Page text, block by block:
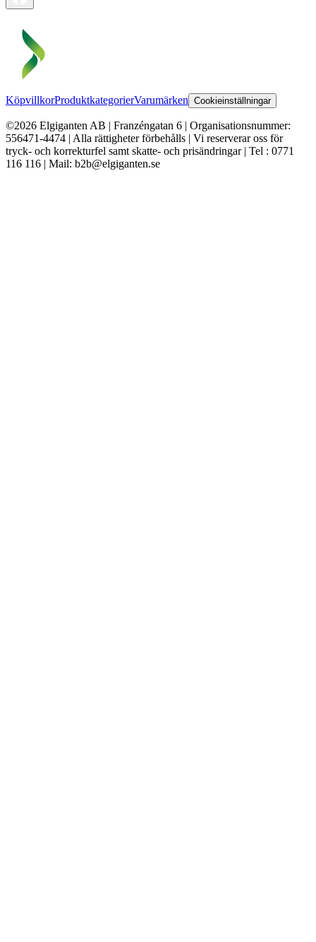
KöpvillkorProduktkategorierVarumärken Cookieinställningar
©2026 Elgiganten AB | Franzéngatan 6 | Organisationsnummer:
556471-4474 | Alla rättigheter förbehålls | Vi reserverar oss för
tryck- och korrekturfel samt skatte- och prisändringar | Tel : 0771
116 116 | Mail: b2b@elgiganten.se